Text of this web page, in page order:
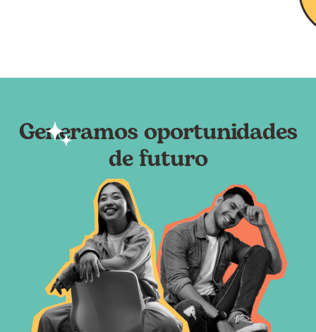
Generamos oportunidades
de futuro